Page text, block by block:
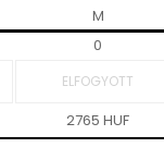
M
0
2765 HUF